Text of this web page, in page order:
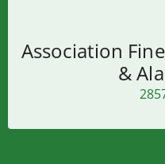
Association
&